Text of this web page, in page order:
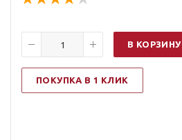
В КОРЗИНУ
ПОКУПКА В 1 КЛИК